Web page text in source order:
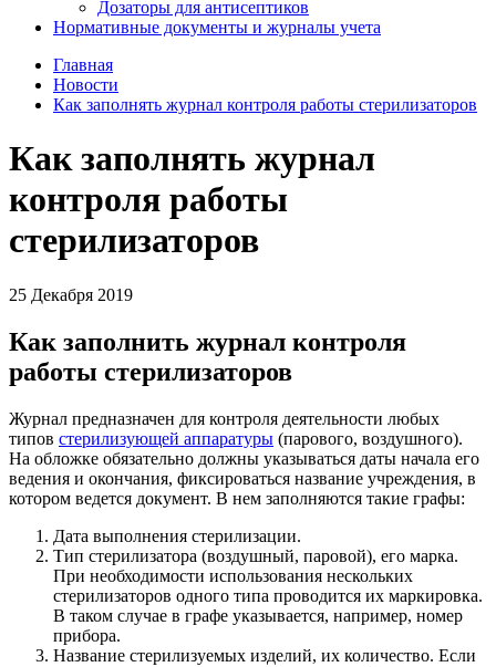
Дозаторы для антисептиков
Нормативные документы и журналы учета
Главная
Новости
Как заполнять журнал контроля работы стерилизаторов
Как заполнять журнал
контроля работы
стерилизаторов
25 Декабря 2019
Как заполнить журнал контроля
работы стерилизаторов
Журнал предназначен для контроля деятельности любых
типов стерилизующей аппаратуры (парового, воздушного).
На обложке обязательно должны указываться даты начала его
ведения и окончания, фиксироваться название учреждения, в
котором ведется документ. В нем заполняются такие графы:
Дата выполнения стерилизации.
Тип стерилизатора (воздушный, паровой), его марка.
При необходимости использования нескольких
стерилизаторов одного типа проводится их маркировка.
В таком случае в графе указывается, например, номер
прибора.
Название стерилизуемых изделий, их количество. Если